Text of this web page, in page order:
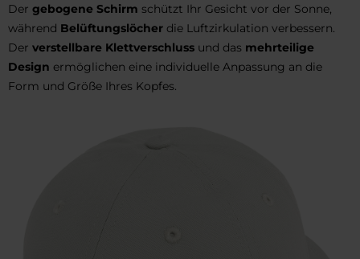
Der gebogene Schirm schützt Ihr Gesicht vor der Sonne,
während Belüftungslöcher die Luftzirkulation verbessern.
Der verstellbare Klettverschluss und das mehrteilige
Design ermöglichen eine individuelle Anpassung an die
Form und Größe Ihres Kopfes.